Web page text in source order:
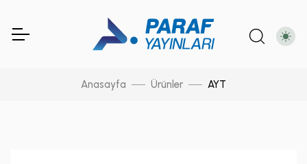
Anasayfa Ürünler AYT